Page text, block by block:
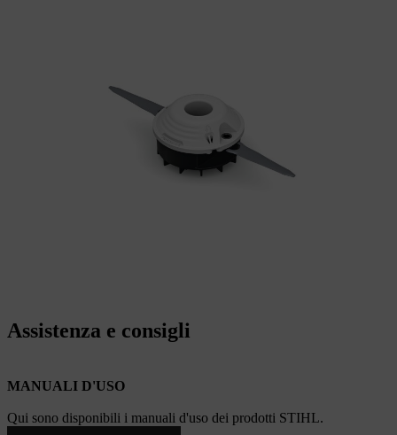
Assistenza e consigli
MANUALI D'USO
Qui sono disponibili i manuali d'uso dei prodotti STIHL.